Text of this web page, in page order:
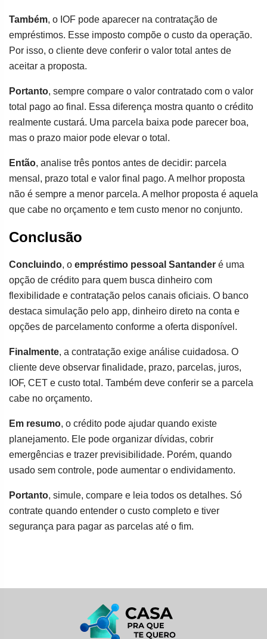
Também, o IOF pode aparecer na contratação de
empréstimos. Esse imposto compõe o custo da operação.
Por isso, o cliente deve conferir o valor total antes de
aceitar a proposta.
Portanto, sempre compare o valor contratado com o valor
total pago ao final. Essa diferença mostra quanto o crédito
realmente custará. Uma parcela baixa pode parecer boa,
mas o prazo maior pode elevar o total.
Então, analise três pontos antes de decidir: parcela
mensal, prazo total e valor final pago. A melhor proposta
não é sempre a menor parcela. A melhor proposta é aquela
que cabe no orçamento e tem custo menor no conjunto.
Conclusão
Concluindo, o empréstimo pessoal Santander é uma
opção de crédito para quem busca dinheiro com
flexibilidade e contratação pelos canais oficiais. O banco
destaca simulação pelo app, dinheiro direto na conta e
opções de parcelamento conforme a oferta disponível.
Finalmente, a contratação exige análise cuidadosa. O
cliente deve observar finalidade, prazo, parcelas, juros,
IOF, CET e custo total. Também deve conferir se a parcela
cabe no orçamento.
Em resumo, o crédito pode ajudar quando existe
planejamento. Ele pode organizar dívidas, cobrir
emergências e trazer previsibilidade. Porém, quando
usado sem controle, pode aumentar o endividamento.
Portanto, simule, compare e leia todos os detalhes. Só
contrate quando entender o custo completo e tiver
segurança para pagar as parcelas até o fim.